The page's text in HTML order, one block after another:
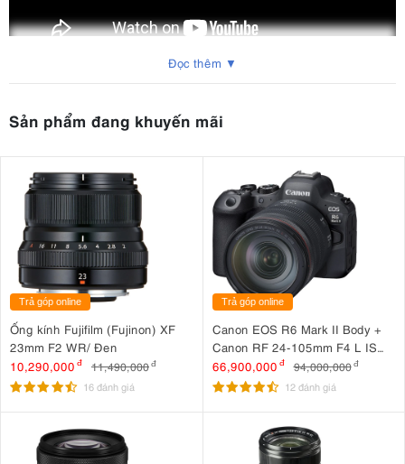
Đọc thêm ▼
Sản phẩm đang khuyến mãi
Trả góp online
Ống kính Fujifilm (Fujinon) XF
23mm F2 WR/ Đen
10,290,000 đ 11,490,000đ
16 đánh giá
Trả góp online
Canon EOS R6 Mark II Body +
Canon RF 24-105mm F4 L IS
USM
66,900,000 đ 94,000,000 đ
12 đánh giá